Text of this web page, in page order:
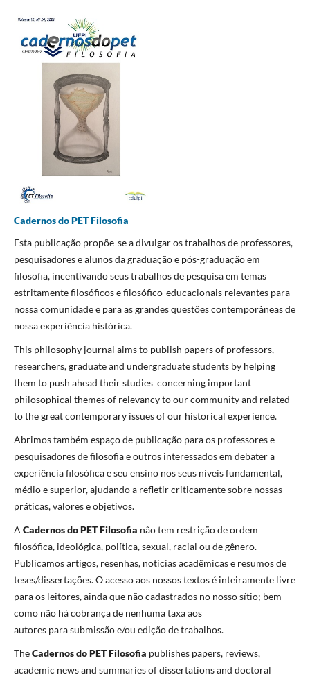
Cadernos do PET Filosofia
Esta publicação propõe-se a divulgar os trabalhos de professores,
pesquisadores e alunos da graduação e pós-graduação em
filosofia, incentivando seus trabalhos de pesquisa em temas
estritamente filosóficos e filosófico-educacionais relevantes para
nossa comunidade e para as grandes questões contemporâneas de
nossa experiência histórica.
This philosophy journal aims to publish papers of professors,
researchers, graduate and undergraduate students by helping
them to push ahead their studies concerning important
philosophical themes of relevancy to our community and related
to the great contemporary issues of our historical experience.
Abrimos também espaço de publicação para os professores e
pesquisadores de filosofia e outros interessados em debater a
experiência filosófica e seu ensino nos seus níveis fundamental,
médio e superior, ajudando a refletir criticamente sobre nossas
práticas, valores e objetivos.
A Cadernos do PET Filosofia não tem restrição de ordem
filosófica, ideológica, política, sexual, racial ou de gênero.
Publicamos artigos, resenhas, notícias acadêmicas e resumos de
teses/dissertações. O acesso aos nossos textos é inteiramente livre
para os leitores, ainda que não cadastrados no nosso sítio; bem
como não há cobrança de nenhuma taxa aos
autores para submissão e/ou edição de trabalhos.
TheCadernos do PET Filosofia publishes papers, reviews,
academic news and summaries of dissertations and doctoral